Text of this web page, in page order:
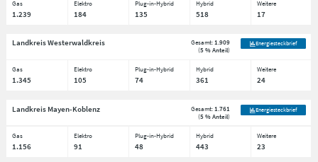
Gas Elektro Plug-in-Hybrid Hybrid Weitere
1.239 184 135 518 17
Landkreis Westerwaldkreis Gesamt:1.909
(5 % Anteil)
Energiesteckbrief
Gas Elektro Plug-in-Hybrid Hybrid Weitere
1.345 105 74 361 24
Landkreis Mayen-Koblenz Gesamt: 1.761
(5 % Anteil)
Energiesteckbrief
Gas Elektro Plug-in-Hybrid Hybrid Weitere
1.156 91 48 443 23